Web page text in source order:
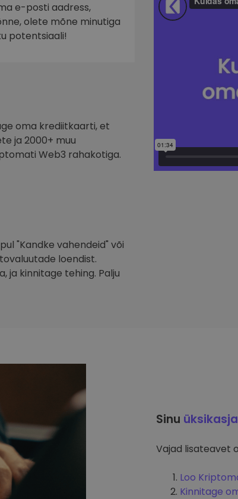
e-posti aadress,
olete mõne minutiga
potentsiaali!
oma krediitkaarti, et
ja 2000+ muu
Web3 rahakotiga.
"Kandke vahendeid" või
loendist.
ja kinnitage tehing. Palju
Sinu
Vajad lisateavet
Loo
Kinnitage